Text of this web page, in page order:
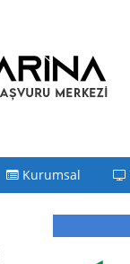
Kurumsal